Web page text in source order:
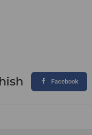
Facebook